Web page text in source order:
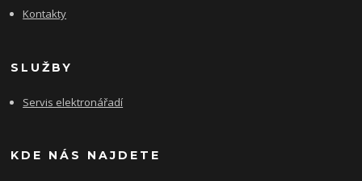
Kontakty
SLUŽBY
Servis elektronářadí
KDE NÁS NAJDETE